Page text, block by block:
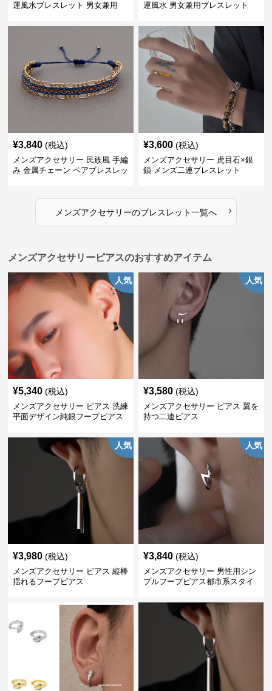
運風水ブレスレット 男女兼用
運風水 男女兼用ブレスレット
¥3,840 (税込)
メンズアクセサリー 民族風 手編
み 金属チェーン ペアブレスレッ
¥3,600 (税込)
メンズアクセサリー 虎目石×銀
鎖 メンズ二連ブレスレット
メンズアクセサリーのブレスレット一覧へ ›
メンズアクセサリーピアスのおすすめアイテム
人気
¥5,340 (税込)
メンズアクセサリー ピアス 洗練
平面デザイン純銀フープピアス
人気
¥3,580 (税込)
メンズアクセサリー ピアス 翼を
持つ二連ピアス
人気
¥3,980 (税込)
メンズアクセサリー ピアス 縦棒
揺れるフープピアス
人気
¥3,840 (税込)
メンズアクセサリー 男性用シン
プルフープピアス都市系スタイ